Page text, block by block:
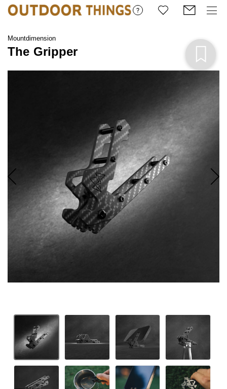
Mountdimension
The Gripper